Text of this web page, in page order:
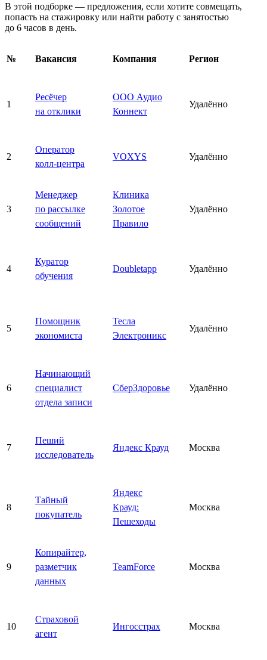
В этой подборке — предложения, если хотите совмещать,
попасть на стажировку или найти работу с занятостью
до 6 часов в день.
№ Вакансия Компания Регион
1
Ресёчер
на отклики
ООО Аудио
Коннект
Удалённо
2
Оператор
колл-центра
VOXYS Удалённо
3
Менеджер
по рассылке
сообщений
Клиника
Золотое
Правило
Удалённо
4
Куратор
обучения
Doubletapp Удалённо
5
Помощник
экономиста
Тесла
Электроникс
Удалённо
6
Начинающий
специалист
отдела записи
СберЗдоровье Удалённо
7
Пеший
исследователь
Яндекс Крауд Москва
8
Тайный
покупатель
Яндекс
Крауд:
Пешеходы
Москва
9
Копирайтер,
разметчик
данных
TeamForce Москва
10
Страховой
агент
Ингосстрах Москва